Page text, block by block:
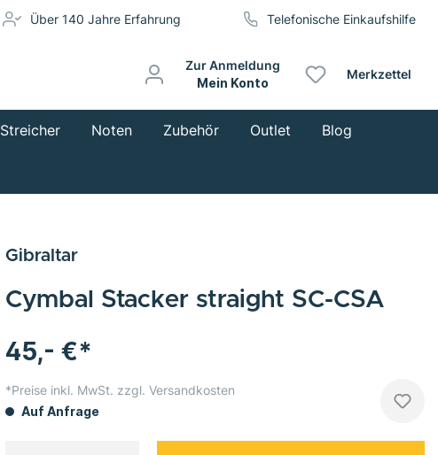
Über 140 Jahre Erfahrung Telefonische Einkaufshilfe
Zur Anmeldung
Mein Konto
Merkzettel
Streicher Noten Zubehör Outlet Blog
45,- €*
*Preise inkl. MwSt. zzgl. Versandkosten
Auf Anfrage
Gibraltar
Cymbal Stacker straight SC-CSA